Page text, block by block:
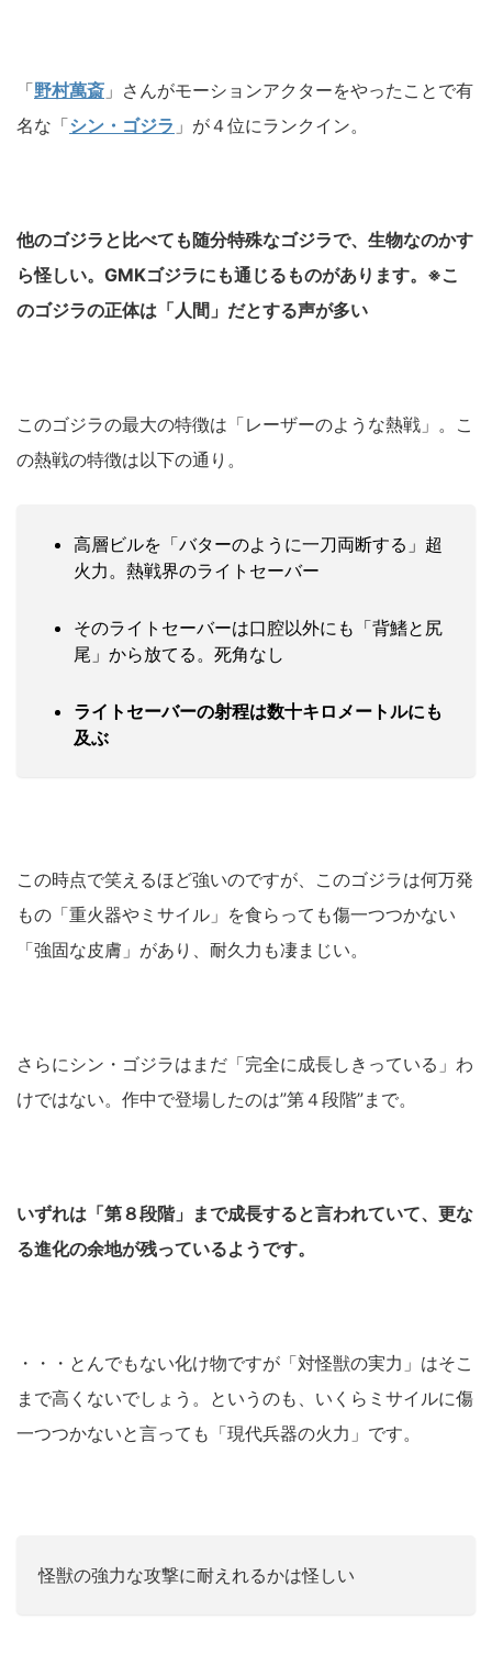
「野村萬斎 」さんがモーションアクターをやったことで有
名な「シン・ゴジラ 」が４位にランクイン。
他のゴジラと比べても随分特殊なゴジラで、生物なのかす
ら怪しい。 GMKゴジラにも通じるものがあります。※こ
のゴジラの正体は「人間」だとする声が多い
このゴジラの最大の特徴は「レーザーのような熱戦」。こ
の熱戦の特徴は以下の通り。
高層ビルを「バターのように一刀両断する」超
火力。熱戦界のライトセーバー
そのライトセーバーは口腔以外にも「背鰭と尻
尾」から放てる。死角なし
ライトセーバーの射程は数十キロメートルにも
及ぶ
この時点で笑えるほど強いのですが、このゴジラは何万発
もの「重火器やミサイル」を食らっても傷一つつかない
「強固な皮膚」があり、耐久力も凄まじい。
さらにシン・ゴジラはまだ「完全に成長しきっている」わ
けではない。作中で登場したのは”第４段階”まで。
いずれは「第８段階」まで成長すると言われていて、更な
る進化の余地が残っているようです。
・・・とんでもない化け物ですが「対怪獣の実力」はそこ
まで高くないでしょう。というのも、いくらミサイルに傷
一つつかないと言っても「現代兵器の火力」です。
怪獣の強力な攻撃に耐えれるかは怪しい